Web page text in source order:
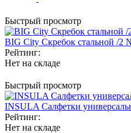
Быстрый просмотр
BIG City Скребок стальной /2
Рейтинг:
Нет на складе
Быстрый просмотр
INSULA Салфетки
Рейтинг:
Нет на складе